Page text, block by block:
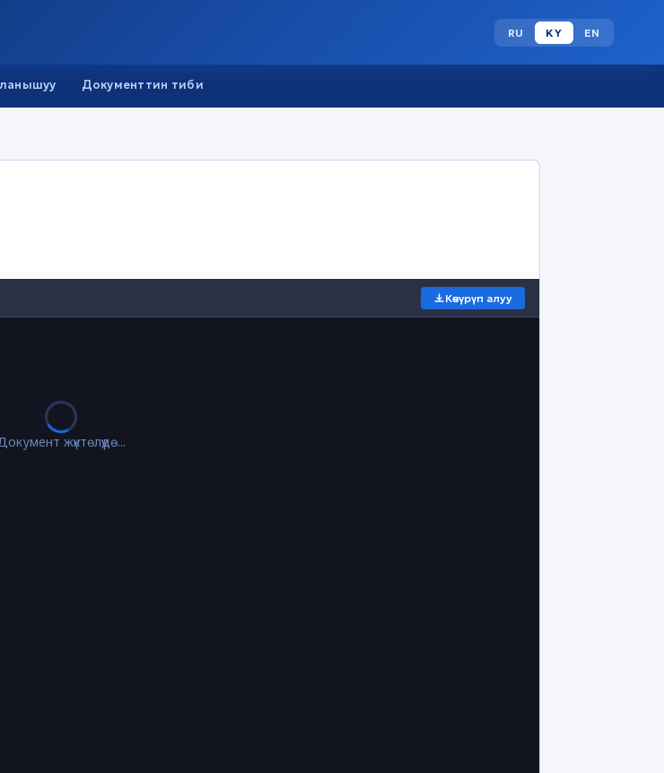
RU KY EN
Документтин тиби
Көчүрүп алуу
Документ жүктөлүүдө...